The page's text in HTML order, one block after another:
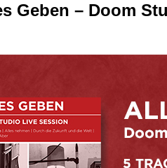
Geben – Doom